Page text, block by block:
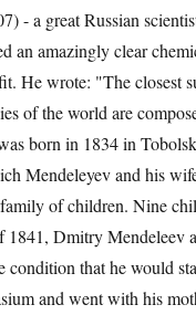
- a great Russian
an amazingly clear
He wrote: "The closest
of the world are
born in 1834 in
Mendeleyev and his
of children. Nine
Dmitry Mendeleev
that he would
and went with his